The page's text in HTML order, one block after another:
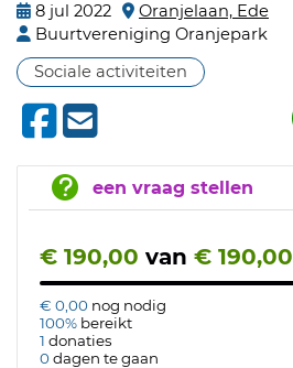
8 jul 2022
Oranjelaan, Ede
Buurtvereniging Oranjepark
Sociale activiteiten
een vraag stellen
€ 190,00 van € 190,00
€ 0,00 nog nodig
100% bereikt
1 donaties
0dagen te gaan